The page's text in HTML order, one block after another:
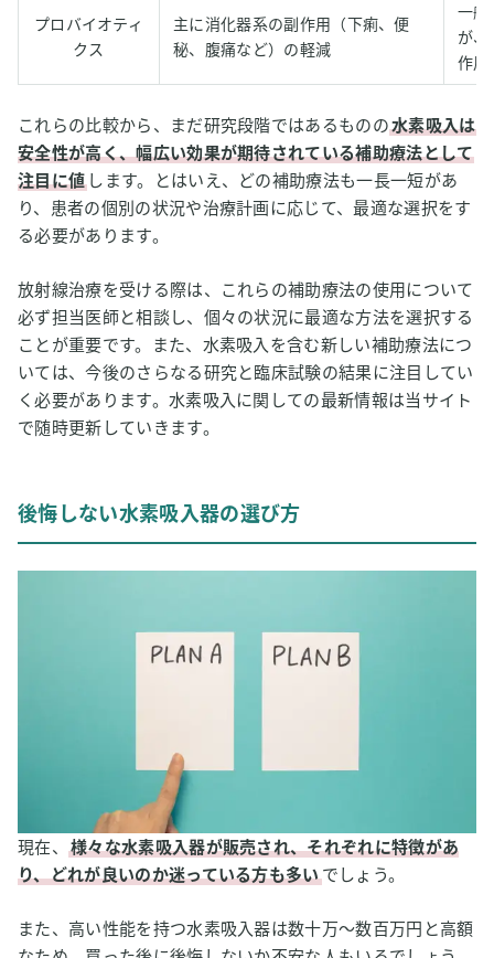
プロバイオティ
クス
主に消化器系の副作用（下痢、便
秘、腹痛など）の軽減
一般
が、
作用
これらの比較から、まだ研究段階ではあるものの水素吸入は
安全性が高く、幅広い効果が期待されている補助療法として
注目に値 します。とはいえ、どの補助療法も一長一短があ
り、患者の個別の状況や治療計画に応じて、最適な選択をす
る必要があります。
放射線治療を受ける際は、これらの補助療法の使用について
必ず担当医師と相談し、個々の状況に最適な方法を選択する
ことが重要です。また、水素吸入を含む新しい補助療法につ
いては、今後のさらなる研究と臨床試験の結果に注目してい
く必要があります。水素吸入に関しての最新情報は当サイト
で随時更新していきます。
後悔しない水素吸入器の選び方
現在、
様々な水素吸入器が販売され、それぞれに特徴があ
り、どれが良いのか迷っている方も多いでしょう。
また、高い性能を持つ水素吸入器は数十万〜数百万円と高額